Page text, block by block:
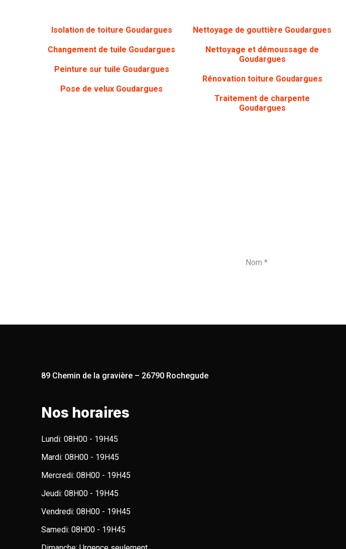
Isolation de toiture Goudargues
Changement de tuile Goudargues
Peinture sur tuile Goudargues
Pose de velux Goudargues
Nettoyage de gouttière Goudargues
Nettoyage et démoussage de
Goudargues
Rénovation toiture Goudargues
Traitement de charpente
Goudargues
89 Chemin de la gravière – 26790 Rochegude
Nos horaires
Lundi: 08H00 - 19H45
Mardi: 08H00 - 19H45
Mercredi: 08H00 - 19H45
Jeudi: 08H00 - 19H45
Vendredi: 08H00 - 19H45
Samedi: 08H00 - 19H45